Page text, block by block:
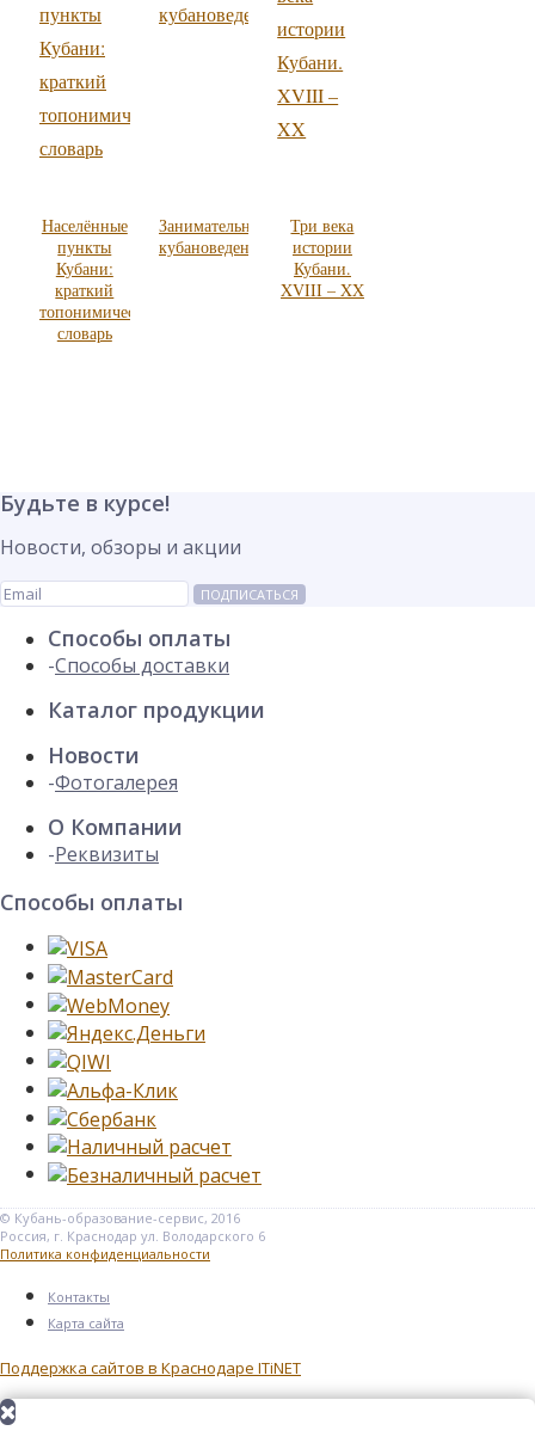
Населённые
пункты
Кубани:
краткий
топонимический
словарь
Занимательное
кубановедение
Три века
истории
Кубани.
XVIII – XX
Будьте в курсе!
Новости, обзоры и акции
ПОДПИСАТЬСЯ
Способы оплаты
Способы доставки
Каталог продукции
Новости
Фотогалерея
О Компании
Реквизиты
Способы оплаты
© Кубань-образование-сервис, 2016
Россия, г. Краснодар ул. Володарского 6
Политика конфиденциальности
Контакты
Карта сайта
Поддержка сайтов в Краснодаре ITiNET